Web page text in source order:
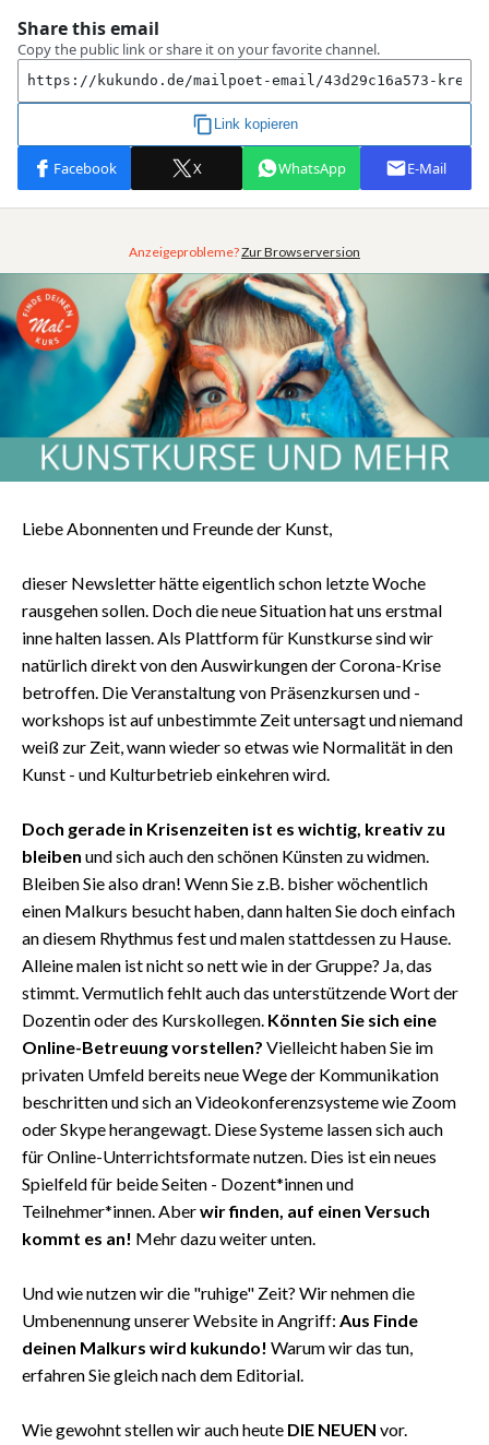
Anzeigeprobleme?Zur Browserversion
Liebe Abonnenten und Freunde der Kunst,
dieser Newsletter hätte eigentlich schon letzte Woche
rausgehen sollen. Doch die neue Situation hat uns erstmal
inne halten lassen. Als Plattform für Kunstkurse sind wir
natürlich direkt von den Auswirkungen der Corona-Krise
betroffen. Die Veranstaltung von Präsenzkursen und -
workshops ist auf unbestimmte Zeit untersagt und niemand
weiß zur Zeit, wann wieder so etwas wie Normalität in den
Kunst - und Kulturbetrieb einkehren wird.
Doch gerade in Krisenzeiten ist es wichtig, kreativ zu
bleiben und sich auch den schönen Künsten zu widmen.
Bleiben Sie also dran! Wenn Sie z.B. bisher wöchentlich
einen Malkurs besucht haben, dann halten Sie doch einfach
an diesem Rhythmus fest und malen stattdessen zu Hause.
Alleine malen ist nicht so nett wie in der Gruppe? Ja, das
stimmt. Vermutlich fehlt auch das unterstützende Wort der
Dozentin oder des Kurskollegen. Könnten Sie sich eine
Online-Betreuung vorstellen? Vielleicht haben Sie im
privaten Umfeld bereits neue Wege der Kommunikation
beschritten und sich an Videokonferenzsysteme wie Zoom
oder Skype herangewagt. Diese Systeme lassen sich auch
für Online-Unterrichtsformate nutzen. Dies ist ein neues
Spielfeld für beide Seiten - Dozent*innen und
Teilnehmer*innen. Aberwir finden, auf einen Versuch
kommt es an! Mehr dazu weiter unten.
Und wie nutzen wir die "ruhige" Zeit? Wir nehmen die
Umbenennung unserer Website in Angriff: Aus Finde
deinen Malkurs wird kukundo! Warum wir das tun,
erfahren Sie gleich nach dem Editorial.
Wie gewohnt stellen wir auch heute DIE NEUEN vor.